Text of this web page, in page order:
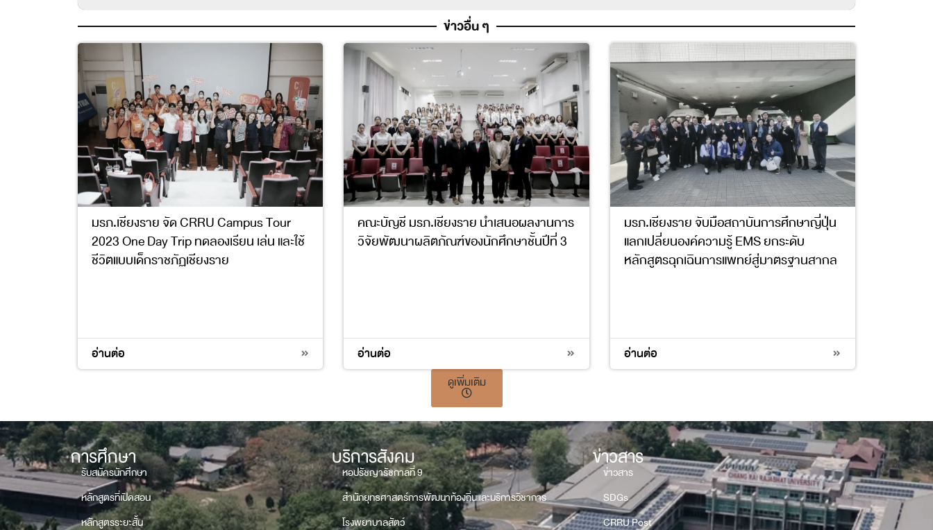
ข่าวอื่น ๆ
มรภ.เชียงราย จัด CRRU Campus Tour
2023 One Day Trip ทดลองเรียน เล่น และใช้
ชีวิตแบบเด็กราชภัฏเชียงราย
อ่านต่อ
คณะบัญชี มรภ.เชียงราย นำเสนอผลงานการ
วิจัยพัฒนาผลิตภัณฑ์ของนักศึกษาชั้นปีที่ 3
อ่านต่อ
มรภ.เชียงราย จับมือสถาบันการศึกษาญี่ปุ่น
แลกเปลี่ยนองค์ความรู้ EMS ยกระดับ
หลักสูตรฉุกเฉินการแพทย์สู่มาตรฐานสากล
อ่านต่อ
ดูเพิ่มเติม
การศึกษา
รับสมัครนักศึกษา
หลักสูตรที่เปิดสอน
หลักสูตรระยะสั้น
บริการสังคม
หอปรัชญารัชกาลที่ 9
สำนักยุทธศาสตร์การพัฒนาท้องถิ่นและบริการวิชาการ
โรงพยาบาลสัตว์
ข่าวสาร
ข่าวสาร
SDGs
CRRU Post